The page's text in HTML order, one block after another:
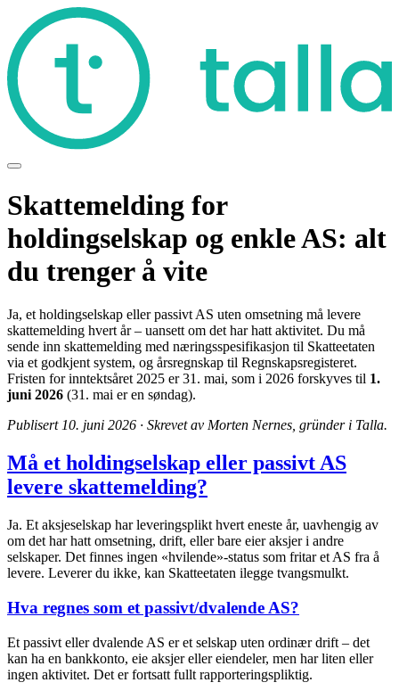
Skattemelding for
holdingselskap og enkle AS: alt
du trenger å vite
Ja, et holdingselskap eller passivt AS uten omsetning må levere
skattemelding hvert år – uansett om det har hatt aktivitet. Du må
sende inn skattemelding med næringsspesifikasjon til Skatteetaten
via et godkjent system, og årsregnskap til Regnskapsregisteret.
Fristen for inntektsåret 2025 er 31. mai, som i 2026 forskyves til 1.
juni 2026 (31. mai er en søndag).
Publisert 10. juni 2026 · Skrevet av Morten Nernes, gründer i Talla.
Må et holdingselskap eller passivt AS
levere skattemelding?
Ja. Et aksjeselskap har leveringsplikt hvert eneste år, uavhengig av
om det har hatt omsetning, drift, eller bare eier aksjer i andre
selskaper. Det finnes ingen «hvilende»-status som fritar et AS fra å
levere. Leverer du ikke, kan Skatteetaten ilegge tvangsmulkt.
Hva regnes som et passivt/dvalende AS?
Et passivt eller dvalende AS er et selskap uten ordinær drift – det
kan ha en bankkonto, eie aksjer eller eiendeler, men har liten eller
ingen aktivitet. Det er fortsatt fullt rapporteringspliktig.